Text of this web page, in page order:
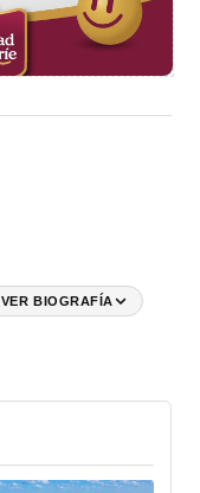
VER BIOGRAFÍA